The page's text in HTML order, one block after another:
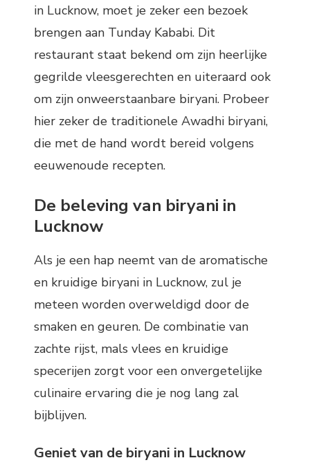
in Lucknow, moet je zeker een bezoek
brengen aan Tunday Kababi. Dit
restaurant staat bekend om zijn heerlijke
gegrilde vleesgerechten en uiteraard ook
om zijn onweerstaanbare biryani. Probeer
hier zeker de traditionele Awadhi biryani,
die met de hand wordt bereid volgens
eeuwenoude recepten.
De beleving van biryani in
Lucknow
Als je een hap neemt van de aromatische
en kruidige biryani in Lucknow, zul je
meteen worden overweldigd door de
smaken en geuren. De combinatie van
zachte rijst, mals vlees en kruidige
specerijen zorgt voor een onvergetelijke
culinaire ervaring die je nog lang zal
bijblijven.
Geniet van de biryani in Lucknow